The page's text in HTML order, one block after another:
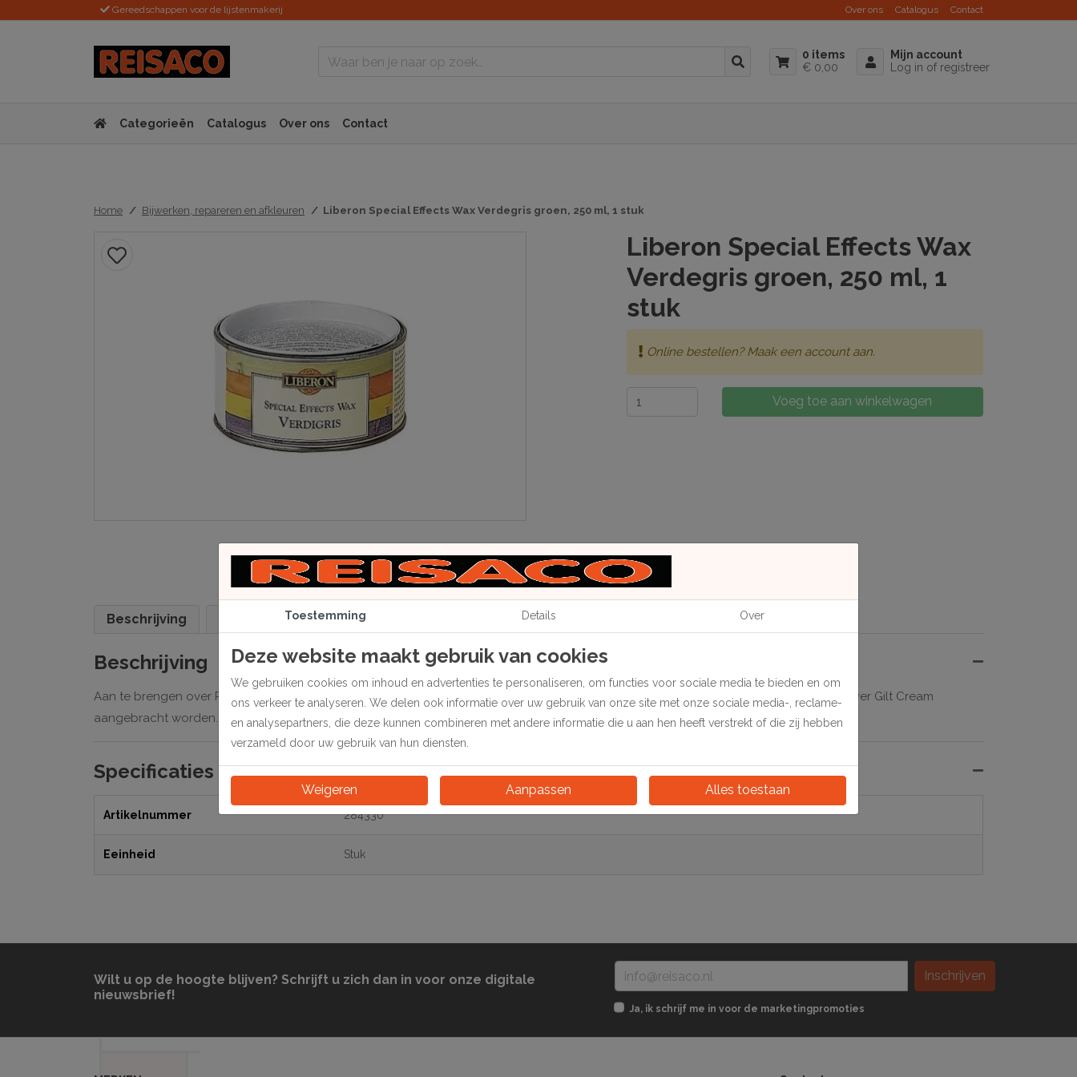
Gereedschappen voor de lijstenmakerij Over ons Catalogus Contact
0 items
€ 0,00
Mijn account
Log in of registreer
Categorieën Catalogus Over ons Contact
Home Bijwerken, repareren en afkleuren Liberon Special Effects Wax Verdegris groen, 250 ml, 1 stuk
Liberon Special Effects Wax
Verdegris groen, 250 ml, 1
stuk
Online bestellen? Maak een account aan.
Voeg toe aan winkelwagen
Beschrijving Specificaties
Beschrijving
Aan te brengen over Palette Wood Dye voor het verkrijgen van een antiek effect in de nerf van het hout. De kleur Verdegris kan ook over Gilt Cream
aangebracht worden. Verpakt in blikken van 250 ml.
Specificaties
Artikelnummer 284330
Eeinheid Stuk
Wilt u op de hoogte blijven? Schrijft u zich dan in voor onze digitale
nieuwsbrief!
Inschrijven
Ja, ik schrijf me in voor de marketingpromoties
Toestemming Details Over
Deze website maakt gebruik van cookies
We gebruiken cookies om inhoud en advertenties te personaliseren, om functies voor sociale media te bieden en om
ons verkeer te analyseren. We delen ook informatie over uw gebruik van onze site met onze sociale media-, reclame-
en analysepartners, die deze kunnen combineren met andere informatie die u aan hen heeft verstrekt of die zij hebben
verzameld door uw gebruik van hun diensten.
Weigeren Aanpassen Alles toestaan